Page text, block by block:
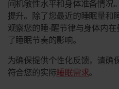
间机敏性水平和身体准备情况
提升。除了您最近的睡眠量和
观察您的睡-醒节律与身体内
了睡眠节奏的影响。
为确保提供个性化反馈，请确
符合您的实际睡眠需求。